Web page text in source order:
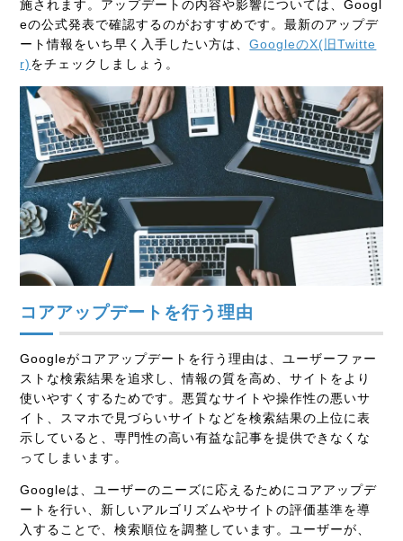
施されます。アップデートの内容や影響については、Googl
eの公式発表で確認するのがおすすめです。最新のアップデ
ート情報をいち早く入手したい方は、GoogleのX(旧Twitte
r)をチェックしましょう。
コアアップデートを行う理由
Googleがコアアップデートを行う理由は、ユーザーファー
ストな検索結果を追求し、情報の質を高め、サイトをより
使いやすくするためです。悪質なサイトや操作性の悪いサ
イト、スマホで見づらいサイトなどを検索結果の上位に表
示していると、専門性の高い有益な記事を提供できなくな
ってしまいます。
Googleは、ユーザーのニーズに応えるためにコアアップデ
ートを行い、新しいアルゴリズムやサイトの評価基準を導
入することで、検索順位を調整しています。ユーザーが、